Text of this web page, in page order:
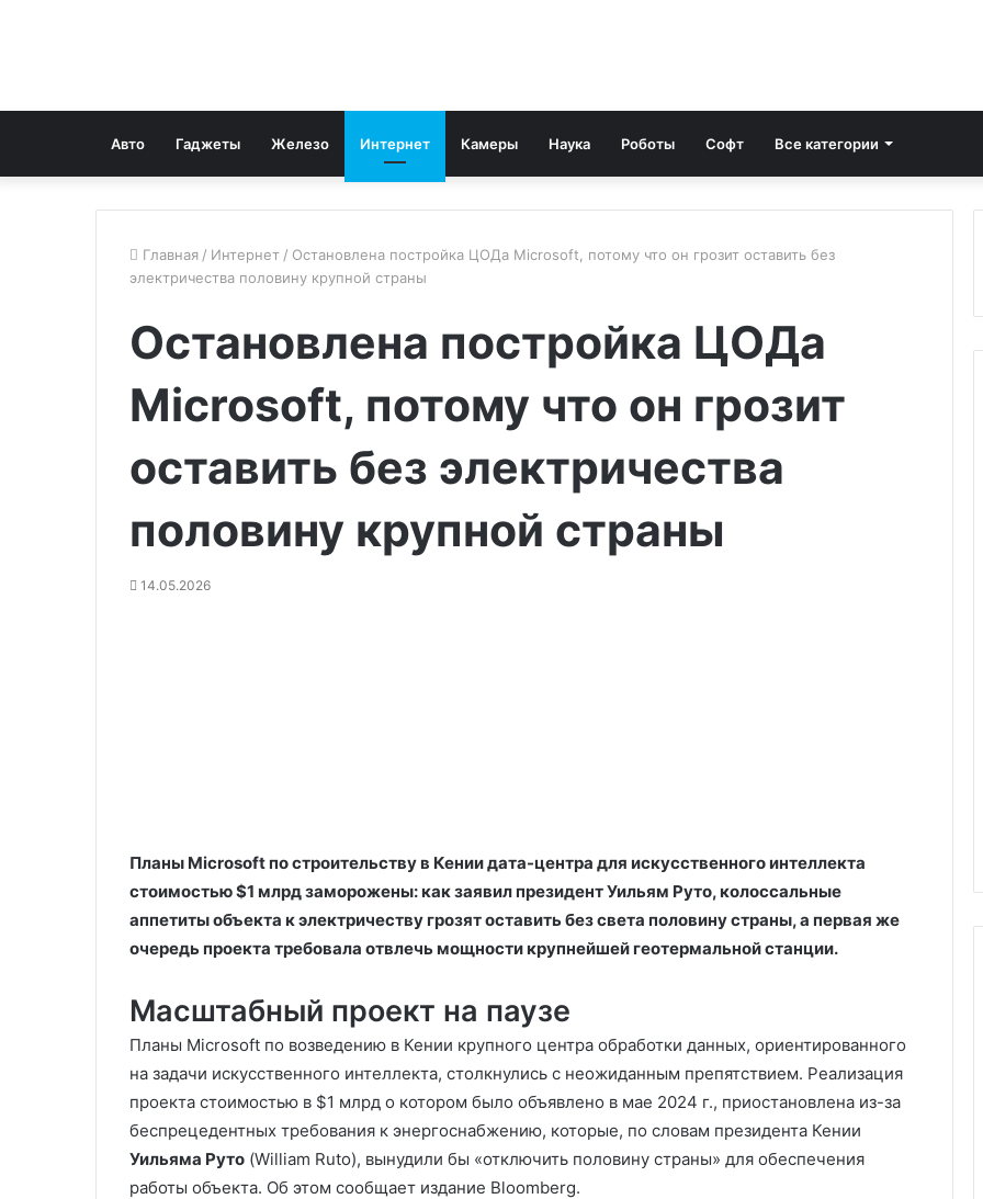
Авто Гаджеты Железо Интернет Камеры Наука Роботы Софт Все категории
Главная / Интернет / Остановлена постройка ЦОДа Microsoft, потому что он грозит оставить без
электричества половину крупной страны
Остановлена постройка ЦОДа
Microsoft, потому что он грозит
оставить без электричества
половину крупной страны
14.05.2026
Планы Microsoft по строительству в Кении дата-центра для искусственного интеллекта
стоимостью $1 млрд заморожены: как заявил президент Уильям Руто, колоссальные
аппетиты объекта к электричеству грозят оставить без света половину страны, а первая же
очередь проекта требовала отвлечь мощности крупнейшей геотермальной станции.
Масштабный проект на паузе
Планы Microsoft по возведению в Кении крупного центра обработки данных, ориентированного
на задачи искусственного интеллекта, столкнулись с неожиданным препятствием. Реализация
проекта стоимостью в $1 млрд о котором было объявлено в мае 2024 г., приостановлена из-за
беспрецедентных требования к энергоснабжению, которые, по словам президента Кении
Уильяма Руто (William Ruto), вынудили бы «отключить половину страны» для обеспечения
работы объекта. Об этом сообщает издание Bloomberg.